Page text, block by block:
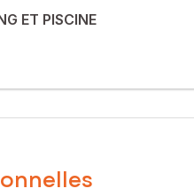
ET PISCINE
deux terrasses dont une de
volumes rares : vaste
grande terrasse,